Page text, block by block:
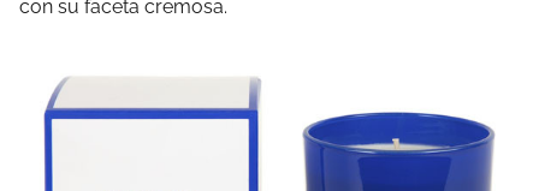
con su faceta cremosa.